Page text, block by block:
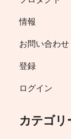
情報
お問い合わせ
登録
ログイン
カテゴリ